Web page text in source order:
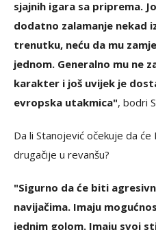
sjajnih igara sa priprema.
dodatno zalamanje nekad
trenutku, neću da mu
jednom. Generalno mu ne
karakter i još uvijek je
evropska utakmica", bodri
Da li Stanojević očekuje da
drugačije u revanšu?
"Sigurno da će biti
navijačima. Imaju
jednim golom. Imaju svoj